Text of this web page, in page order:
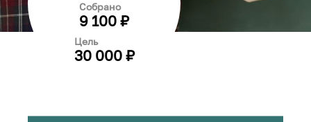
Собрано
9 100 ₽
Цель
30 000 ₽